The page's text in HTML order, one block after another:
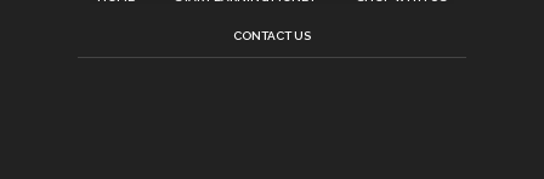
CONTACT US